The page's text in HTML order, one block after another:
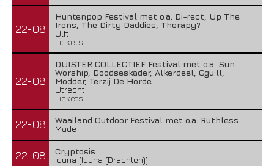
22-08
Huntenpop Festival met o.a. Di-rect, Up The
Irons, The Dirty Daddies, Therapy?
Ulft
Tickets
22-08
DUISTER COLLECTIEF Festival met o.a. Sun
Worship, Doodseskader, Alkerdeel, Ggu:ll,
Modder, Terzij De Horde
Utrecht
Tickets
22-08
Waailand Outdoor Festival met o.a. Ruthless
Made
22-08
Cryptosis
Iduna (Iduna (Drachten))